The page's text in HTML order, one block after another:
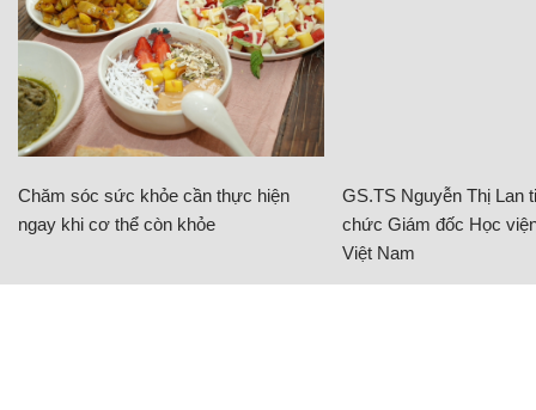
Chăm sóc sức khỏe cần thực hiện
ngay khi cơ thể còn khỏe
GS.TS Nguyễn Thị Lan
chức Giám đốc Học
Việt Nam